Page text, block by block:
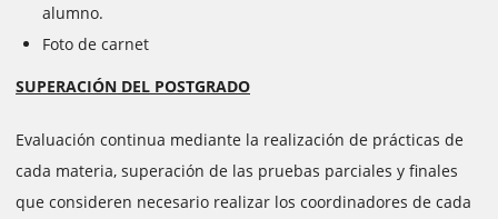
alumno.
Foto de carnet
SUPERACIÓN DEL POSTGRADO
Evaluación continua mediante la realización de prácticas de
cada materia, superación de las pruebas parciales y finales
que consideren necesario realizar los coordinadores de cada